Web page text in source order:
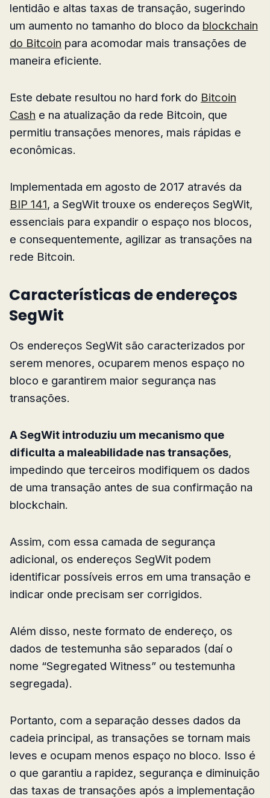
lentidão e altas taxas de transação, sugerindo
um aumento no tamanho do bloco da blockchain
do Bitcoin para acomodar mais transações de
maneira eficiente.
Este debate resultou no hard fork do Bitcoin
Cash e na atualização da rede Bitcoin, que
permitiu transações menores, mais rápidas e
econômicas.
Implementada em agosto de 2017 através da
BIP 141, a SegWit trouxe os endereços SegWit,
essenciais para expandir o espaço nos blocos,
e consequentemente, agilizar as transações na
rede Bitcoin.
Características de endereços
SegWit
Os endereços SegWit são caracterizados por
serem menores, ocuparem menos espaço no
bloco e garantirem maior segurança nas
transações.
A SegWit introduziu um mecanismo que
dificulta a maleabilidade nas transações,
impedindo que terceiros modifiquem os dados
de uma transação antes de sua confirmação na
blockchain.
Assim, com essa camada de segurança
adicional, os endereços SegWit podem
identificar possíveis erros em uma transação e
indicar onde precisam ser corrigidos.
Além disso, neste formato de endereço, os
dados de testemunha são separados (daí o
nome “Segregated Witness” ou testemunha
segregada).
Portanto, com a separação desses dados da
cadeia principal, as transações se tornam mais
leves e ocupam menos espaço no bloco. Isso é
o que garantiu a rapidez, segurança e diminuição
das taxas de transações após a implementação